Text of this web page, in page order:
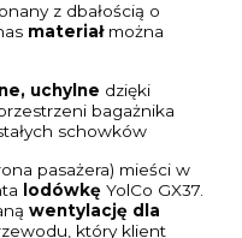
z dbałością o
materiałmożna
uchylne dzięki
bagażnika
schowków
pasażera) mieści w
lodówkę YolCo GX37.
wentylację dla
który klient